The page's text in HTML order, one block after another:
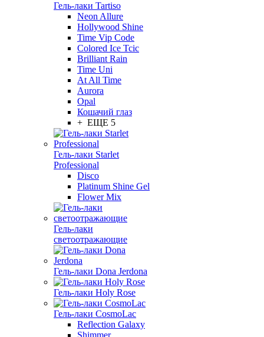
Гель-лаки Tartiso
Neon Allure
Hollywood Shine
Time Vip Code
Colored Ice Tcic
Brilliant Rain
Time Uni
At All Time
Aurora
Opal
Кошачий глаз
+ ЕЩЕ 5
Гель-лаки Starlet
Professional
Disco
Platinum Shine Gel
Flower Mix
Гель-лаки
светоотражающие
Гель-лаки Dona Jerdona
Гель-лаки Holy Rose
Гель-лаки CosmoLac
Reflection Galaxy
Shimmer